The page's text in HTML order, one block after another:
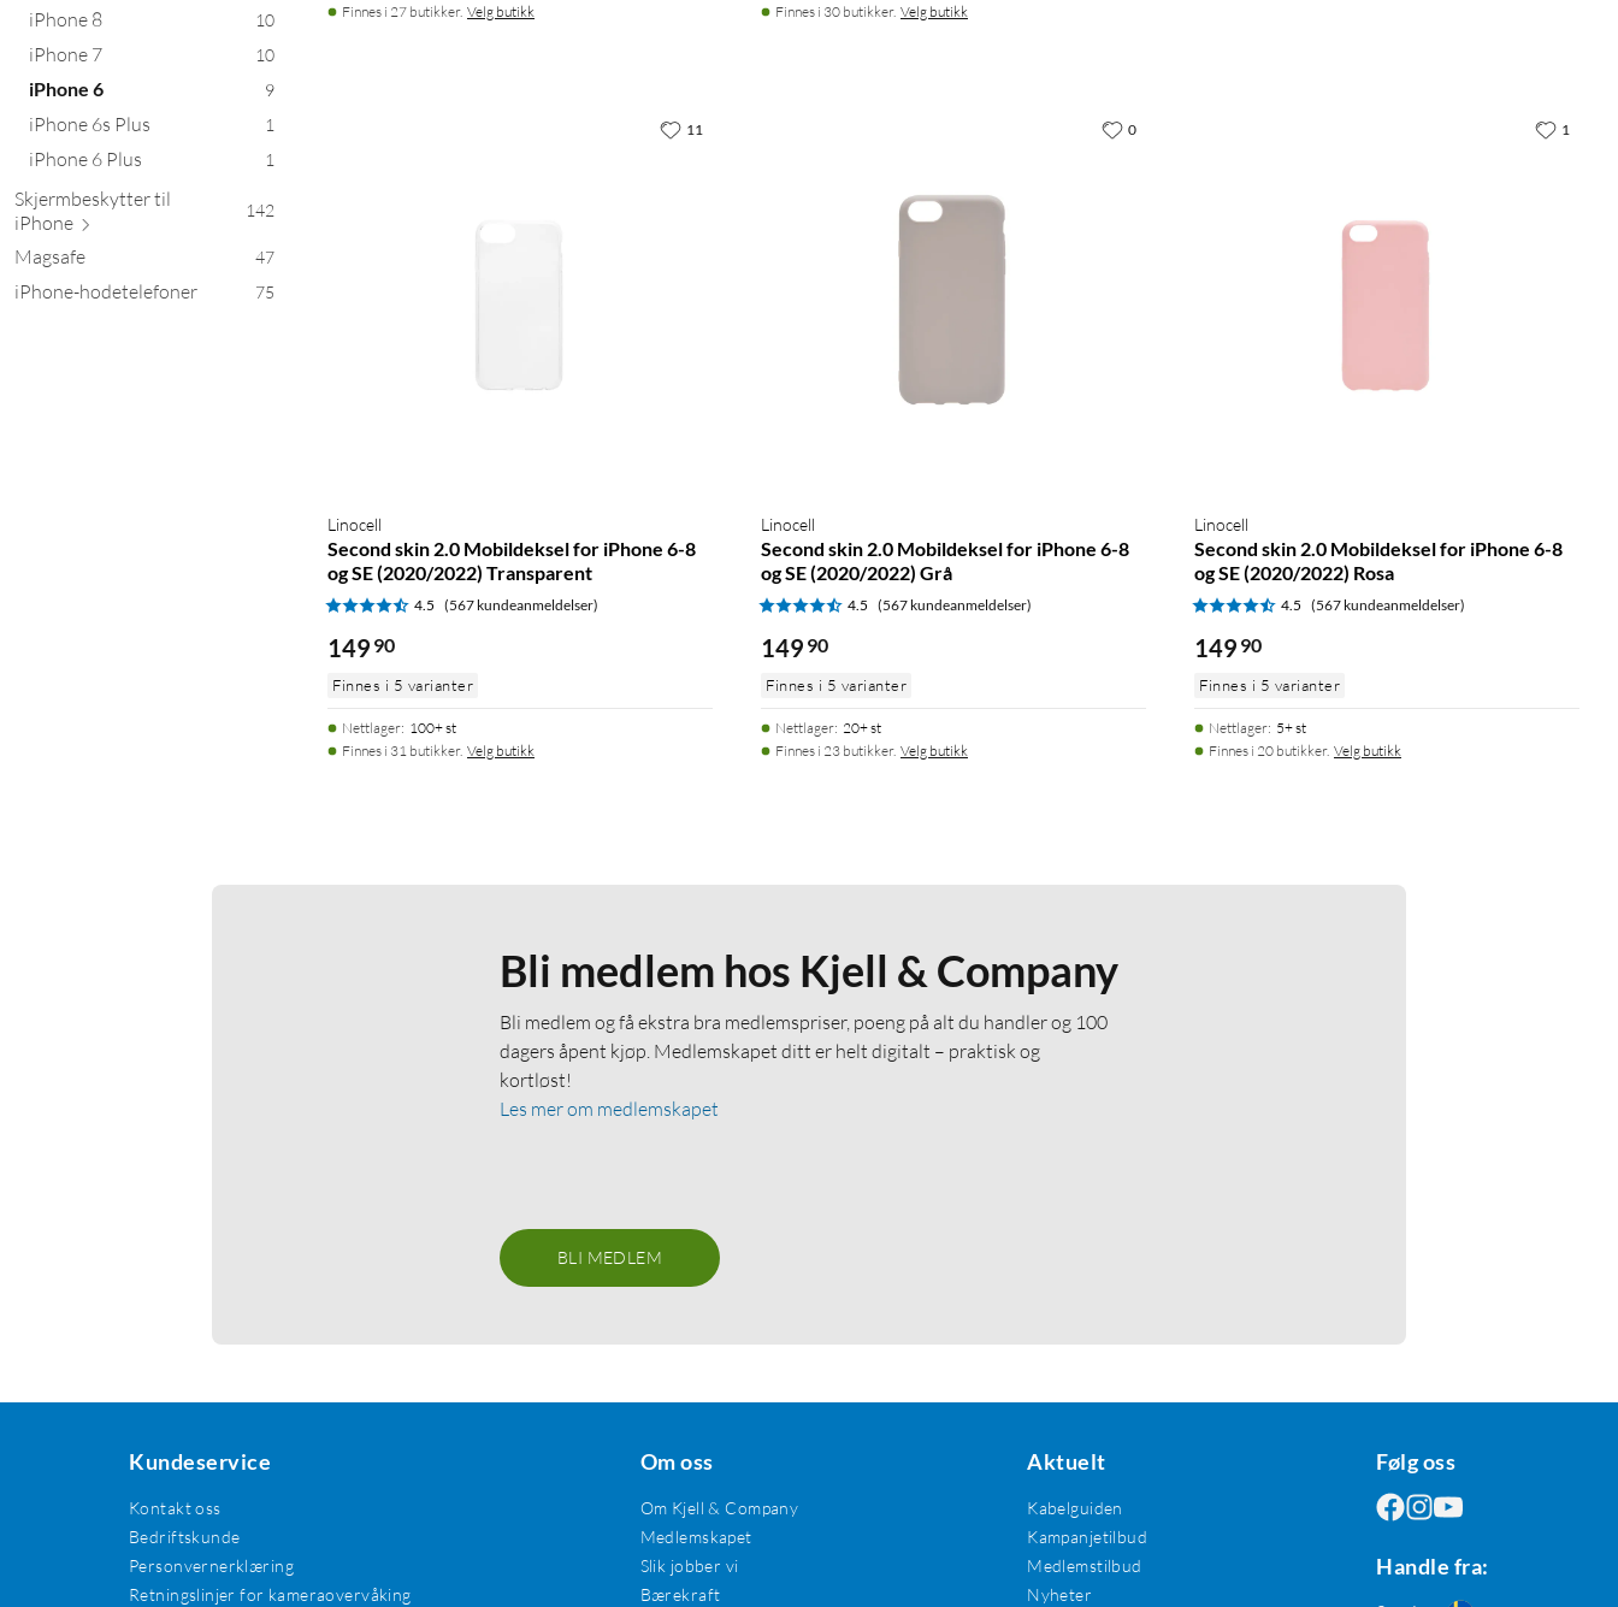
iPhone 8 10
iPhone 7 10
iPhone 6 9
iPhone 6s Plus 1
iPhone 6 Plus 1
Skjermbeskytter til
iPhone 142
Magsafe 47
iPhone-hodetelefoner 75
Finnes i 27 butikker. Velg butikk
Finnes i 30 butikker. Velg butikk
Linocell
Second skin 2.0 Mobildeksel for iPhone 6-8
og SE (2020/2022) Transparent
4.5 (567 kundeanmeldelser)
149 90
Finnes i 5 varianter
Nettlager: 100+ st
Finnes i 31 butikker. Velg butikk
11
Linocell
Second skin 2.0 Mobildeksel for iPhone 6-8
og SE (2020/2022) Grå
4.5 (567 kundeanmeldelser)
149 90
Finnes i 5 varianter
Nettlager: 20+ st
Finnes i 23 butikker. Velg butikk
0
Linocell
Second skin 2.0 Mobildeksel for iPhone 6-8
og SE (2020/2022) Rosa
4.5 (567 kundeanmeldelser)
149 90
Finnes i 5 varianter
Nettlager: 5+ st
Finnes i 20 butikker. Velg butikk
1
Bli medlem hos Kjell & Company
Bli medlem og få ekstra bra medlemspriser, poeng på alt du handler og 100
dagers åpent kjøp. Medlemskapet ditt er helt digitalt – praktisk og
kortløst!
Les mer om medlemskapet
BLI MEDLEM
Kundeservice
Kontakt oss
Bedriftskunde
Personvernerklæring
Retningslinjer for kameraovervåking
Om oss
Om Kjell & Company
Medlemskapet
Slik jobber vi
Bærekraft
Aktuelt
Kabelguiden
Kampanjetilbud
Medlemstilbud
Nyheter
Følg oss
Handle fra: